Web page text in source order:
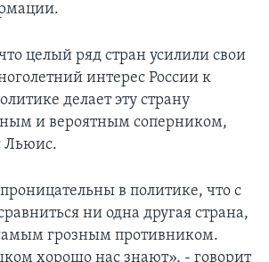
целый ряд стран усилили свои
интерес России к
делает эту страну
и вероятным соперником,
Льюис.
в политике, что с
ни одна другая страна,
грозным противником.
хорошо нас знают», - говорит